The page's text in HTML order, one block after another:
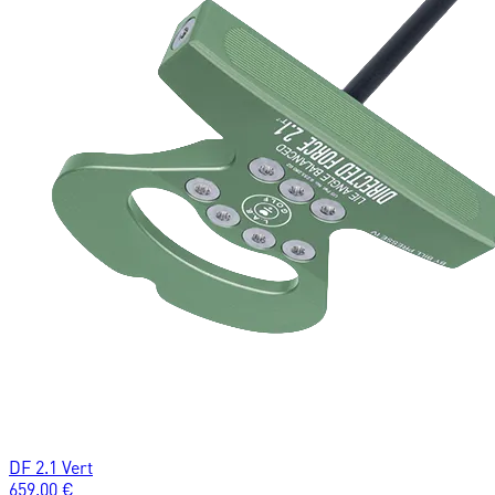
DF 2.1 Vert
659.00 €